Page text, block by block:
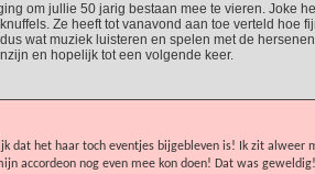
om jullie 50 jarig bestaan mee te vieren. Joke
Ze heeft tot vanavond aan toe verteld hoe
wat muziek luisteren en spelen met de
en hopelijk tot een volgende keer.
dat het haar toch eventjes bijgebleven is! Ik zit alweer
accordeon nog even mee kon doen! Dat was